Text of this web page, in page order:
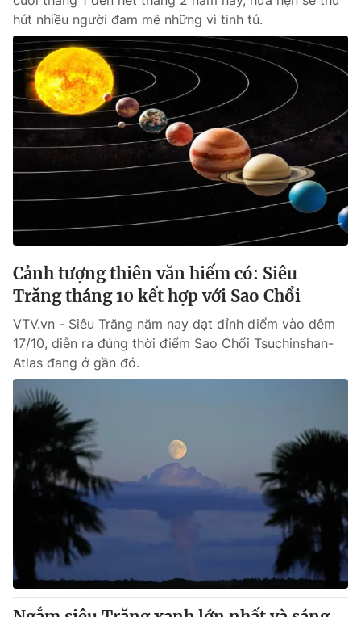
hút nhiều người đam mê những vì tinh tú.
Cảnh tượng thiên văn hiếm có: Siêu
Trăng tháng 10 kết hợp với Sao Chổi
VTV.vn - Siêu Trăng năm nay đạt đỉnh điểm vào đêm
17/10, diễn ra đúng thời điểm Sao Chổi Tsuchinshan-
Atlas đang ở gần đó.